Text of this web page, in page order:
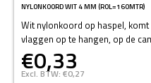
NYLONKOORD WIT 4 MM (ROL=160MTR)
Wit nylonkoord op haspel,
vlaggen op te hangen, op de
€0,33
Excl. BTW: €0,27